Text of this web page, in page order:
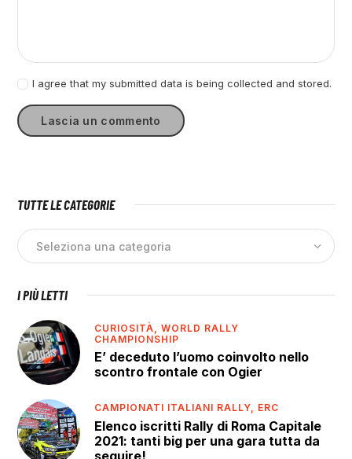
I agree that my submitted data is being collected and stored.
TUTTE LE CATEGORIE
I PIÙ LETTI
CURIOSITÀ,WORLD RALLY
CHAMPIONSHIP
E’ deceduto l’uomo coinvolto nello
scontro frontale con Ogier
CAMPIONATI ITALIANI RALLY, ERC
Elenco iscritti Rally di Roma Capitale
2021: tanti big per una gara tutta da
seguire!